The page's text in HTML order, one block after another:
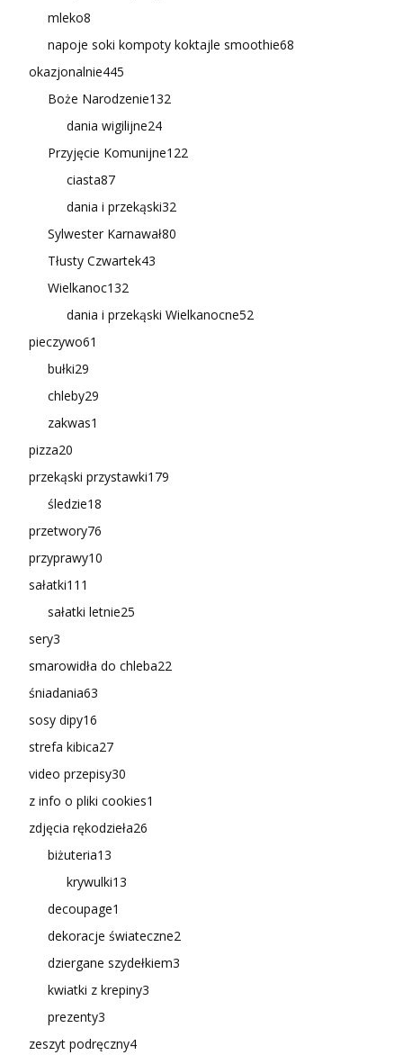
mleko8
napoje soki kompoty koktajle smoothie68
okazjonalnie445
Boże Narodzenie132
dania wigilijne24
Przyjęcie Komunijne122
ciasta87
dania i przekąski32
Sylwester Karnawał80
Tłusty Czwartek43
Wielkanoc132
dania i przekąski Wielkanocne52
pieczywo61
bułki29
chleby29
zakwas1
pizza20
przekąski przystawki179
śledzie18
przetwory76
przyprawy10
sałatki111
sałatki letnie25
sery3
smarowidła do chleba22
śniadania63
sosy dipy16
strefa kibica27
video przepisy30
z info o pliki cookies1
zdjęcia rękodzieła26
biżuteria13
krywulki13
decoupage1
dekoracje świateczne2
dziergane szydełkiem3
kwiatki z krepiny3
prezenty3
zeszyt podręczny4